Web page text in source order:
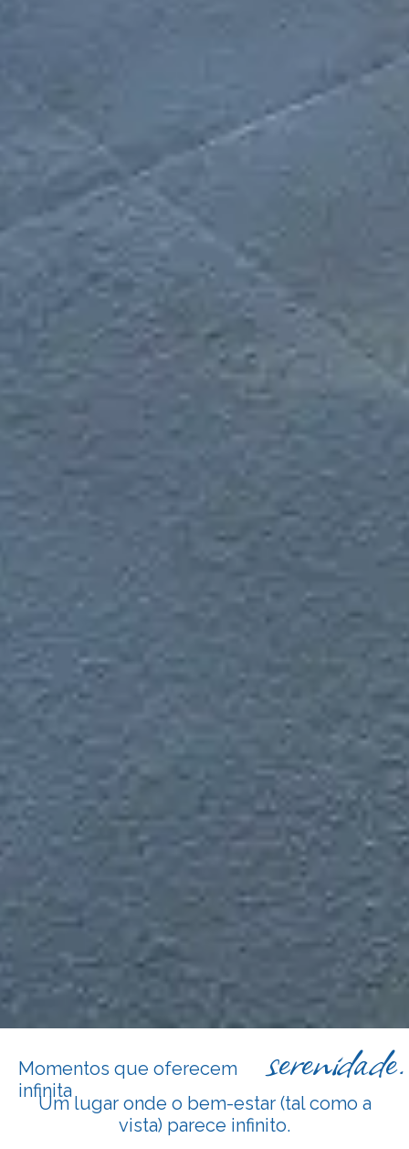
Momentos que oferecem
infinita
serenidade.
Um lugar onde o bem-estar (tal como a
vista) parece infinito.